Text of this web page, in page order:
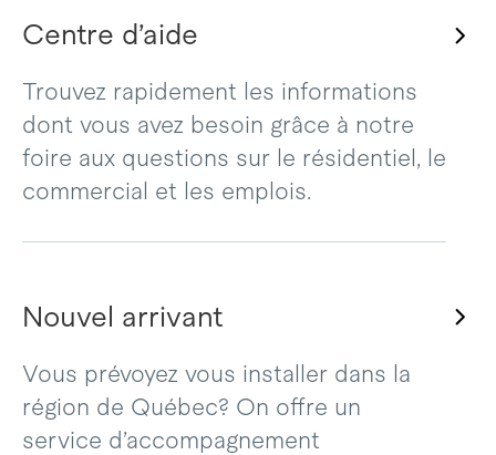
Centre d’aide
Trouvez rapidement les informations
dont vous avez besoin grâce à notre
foire aux questions sur le résidentiel, le
commercial et les emplois.
Nouvel arrivant
Vous prévoyez vous installer dans la
région de Québec? On offre un
service d’accompagnement